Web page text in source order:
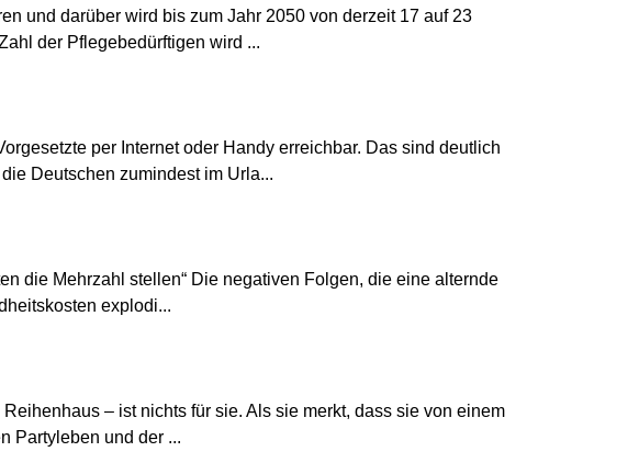
und darüber wird bis zum Jahr 2050 von derzeit 17 auf 23
der Pflegebedürftigen wird ...
per Internet oder Handy erreichbar. Das sind deutlich
Deutschen zumindest im Urla...
die Mehrzahl stellen“ Die negativen Folgen, die eine alternde
explodi...
– ist nichts für sie. Als sie merkt, dass sie von einem
Partyleben und der ...